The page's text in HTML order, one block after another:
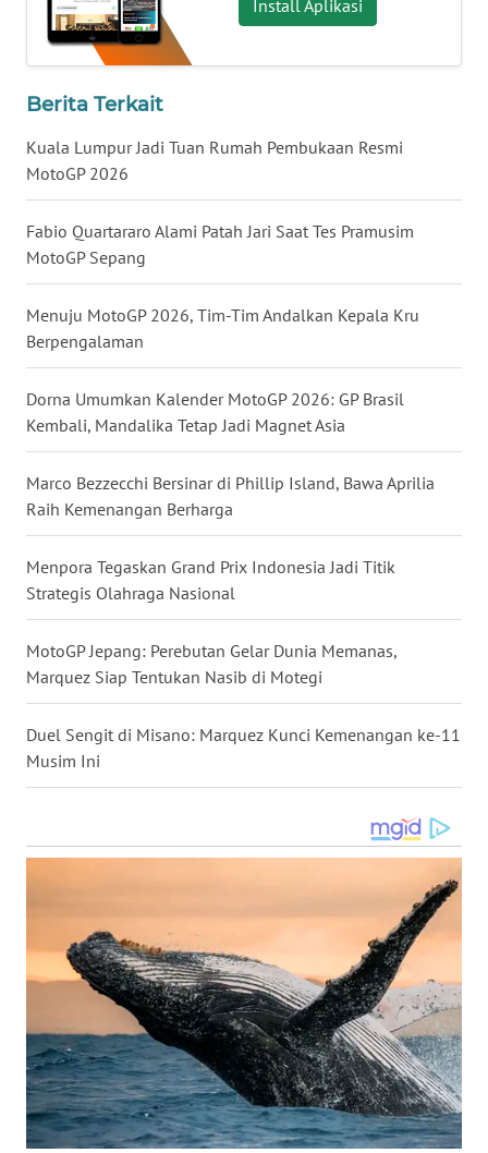
Install Aplikasi
Berita Terkait
Kuala Lumpur Jadi Tuan Rumah Pembukaan Resmi
MotoGP 2026
Fabio Quartararo Alami Patah Jari Saat Tes Pramusim
MotoGP Sepang
Menuju MotoGP 2026, Tim-Tim Andalkan Kepala Kru
Berpengalaman
Dorna Umumkan Kalender MotoGP 2026: GP Brasil
Kembali, Mandalika Tetap Jadi Magnet Asia
Marco Bezzecchi Bersinar di Phillip Island, Bawa Aprilia
Raih Kemenangan Berharga
Menpora Tegaskan Grand Prix Indonesia Jadi Titik
Strategis Olahraga Nasional
MotoGP Jepang: Perebutan Gelar Dunia Memanas,
Marquez Siap Tentukan Nasib di Motegi
Duel Sengit di Misano: Marquez Kunci Kemenangan ke-11
Musim Ini
WN
WN
NUSANTARA
WN
JOGJA
JATIM
BALI
KALBAR
KALTENG
WN
KALTARA
WN
KALSEL
WN
WN
GORONTALO
WN
SULUT
WN
MALUKU